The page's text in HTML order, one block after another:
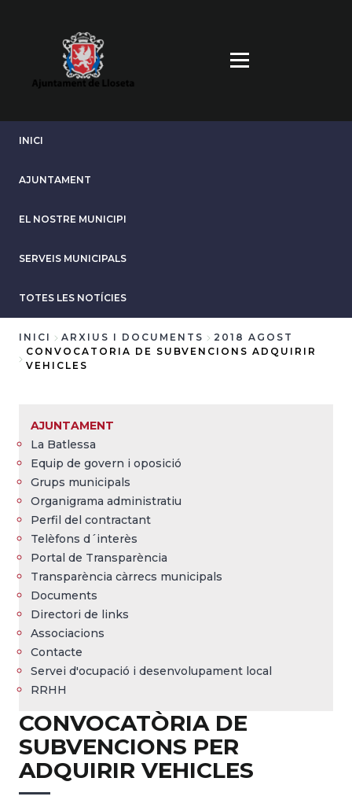
INICI
AJUNTAMENT
EL NOSTRE MUNICIPI
SERVEIS MUNICIPALS
TOTES LES NOTÍCIES
Fil
INICI ARXIUS I DOCUMENTS
2018 AGOST
CONVOCATORIA DE SUBVENCIONS ADQUIRIR
VEHICLES
AJUNTAMENT
La Batlessa
Equip de govern i oposició
Grups municipals
Organigrama administratiu
Perfil del contractant
Telèfons d´interès
Portal de Transparència
Transparència càrrecs municipals
Documents
Directori de links
Associacions
Contacte
Servei d'ocupació i desenvolupament local
RRHH
CONVOCATÒRIA DE
SUBVENCIONS PER
ADQUIRIR VEHICLES